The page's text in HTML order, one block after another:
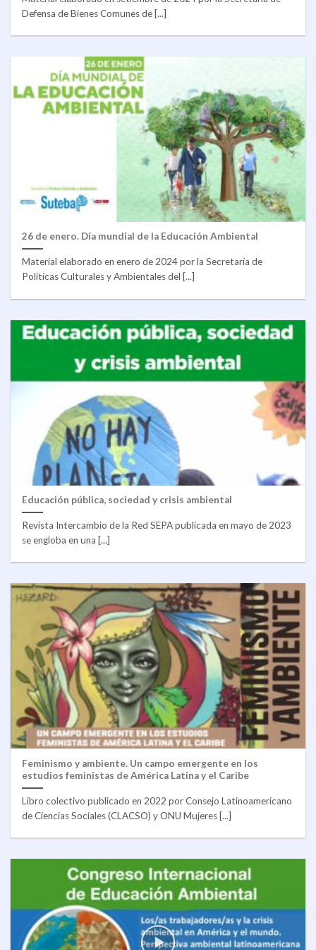
Defensa de Bienes Comunes de [...]
26 de enero. Día mundial de la Educación Ambiental
Material elaborado en enero de 2024 por la Secretaría de
Políticas Culturales y Ambientales del [...]
Educación pública, sociedad y crisis ambiental
Revista Intercambio de la Red SEPA publicada en mayo de 2023
se engloba en una [...]
Feminismo y ambiente. Un campo emergente en los
estudios feministas de América Latina y el Caribe
Libro colectivo publicado en 2022 por Consejo Latinoamericano
de Ciencias Sociales (CLACSO) y ONU Mujeres [...]